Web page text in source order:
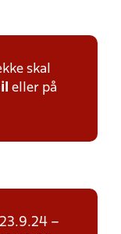
skal
eller på
–